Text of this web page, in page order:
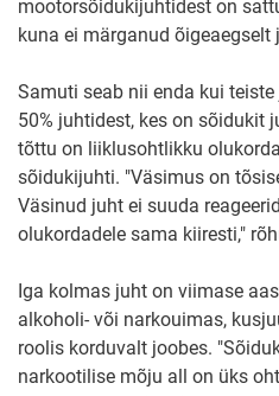
mootorsõidukijuhtidest on
kuna ei märganud
Samuti seab nii enda kui
50% juhtidest, kes on sõidukit
tõttu on liiklusohtlikku
sõidukijuhti. "Väsimus on
Väsinud juht ei suuda
olukordadele sama kiiresti,"
Iga kolmas juht on viimase
alkoholi- või narkouimas,
roolis korduvalt joobes.
narkootilise mõju all on üks